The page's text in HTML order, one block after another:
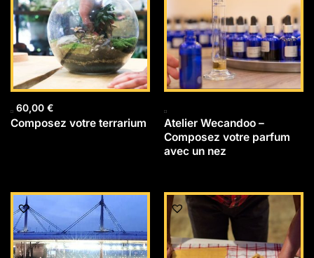
60,00 €
Composez votre terrarium
Atelier Wecandoo –
Composez votre parfum
avec un nez